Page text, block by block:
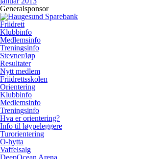
Generalsponsor
Friidrett
Klubbinfo
Medlemsinfo
Treningsinfo
Stevner/løp
Resultater
Nytt medlem
Friidrettsskolen
Orientering
Klubbinfo
Medlemsinfo
Treningsinfo
Hva er orientering?
Info til løypeleggere
Turorientering
O-hytta
Vaffelsalg
DeepOcean Arena